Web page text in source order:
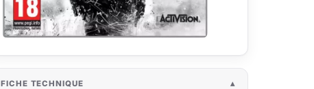
FICHE TECHNIQUE